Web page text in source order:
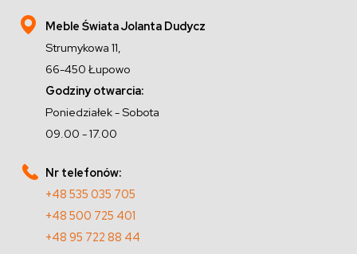
Meble Świata Jolanta Dudycz
Strumykowa 11,
66-450 Łupowo
Godziny otwarcia:
Poniedziałek - Sobota
09.00 - 17.00
Nr telefonów:
+48 535 035 705
+48 500 725 401
+48 95 722 88 44